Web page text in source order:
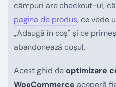
câmpuri are checkout-ul,
pagina de produs, ce vede
„Adaugă în coș" și ce
abandonează coșul.
Acest ghid deoptimizare
WooCommerce acoperă